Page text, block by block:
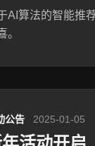
AI算法的智能推
。
公告 2025-01-05